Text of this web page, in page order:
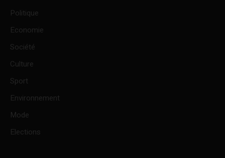
Politique
Economie
Société
Culture
Sport
Environnement
Mode
Elections